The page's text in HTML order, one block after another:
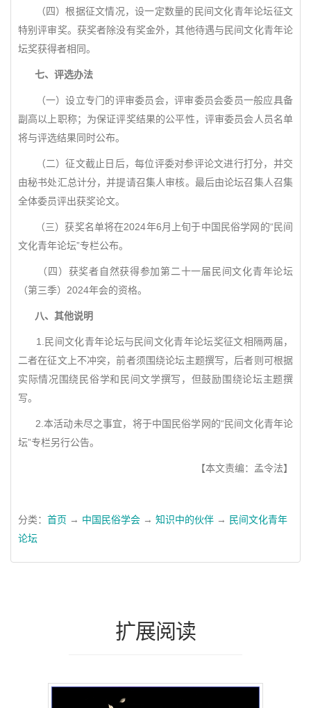
（四）根据征文情况，设一定数量的民间文化青年论坛征文
特别评审奖。获奖者除没有奖金外，其他待遇与民间文化青年论
坛奖获得者相同。
七、评选办法
（一）设立专门的评审委员会，评审委员会委员一般应具备
副高以上职称；为保证评奖结果的公平性，评审委员会人员名单
将与评选结果同时公布。
（二）征文截止日后，每位评委对参评论文进行打分，并交
由秘书处汇总计分，并提请召集人审核。最后由论坛召集人召集
全体委员评出获奖论文。
（三）获奖名单将在2024年6月上旬于中国民俗学网的“民间
文化青年论坛”专栏公布。
（四）获奖者自然获得参加第二十一届民间文化青年论坛
（第三季）2024年会的资格。
八、其他说明
1.民间文化青年论坛与民间文化青年论坛奖征文相隔两届，
二者在征文上不冲突，前者须围绕论坛主题撰写，后者则可根据
实际情况围绕民俗学和民间文学撰写，但鼓励围绕论坛主题撰
写。
2.本活动未尽之事宜，将于中国民俗学网的“民间文化青年论
坛”专栏另行公告。
【本文责编：孟令法】
分类： 首页 → 中国民俗学会 → 知识中的伙伴 → 民间文化青年
论坛
扩展阅读